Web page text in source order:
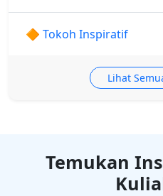
🔶 Tokoh Inspiratif
Lihat
Temukan